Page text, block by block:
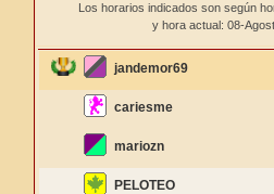
Los horarios indicados son según
y hora actual: 08-
jandemor69
cariesme
mariozn
PELOTEO